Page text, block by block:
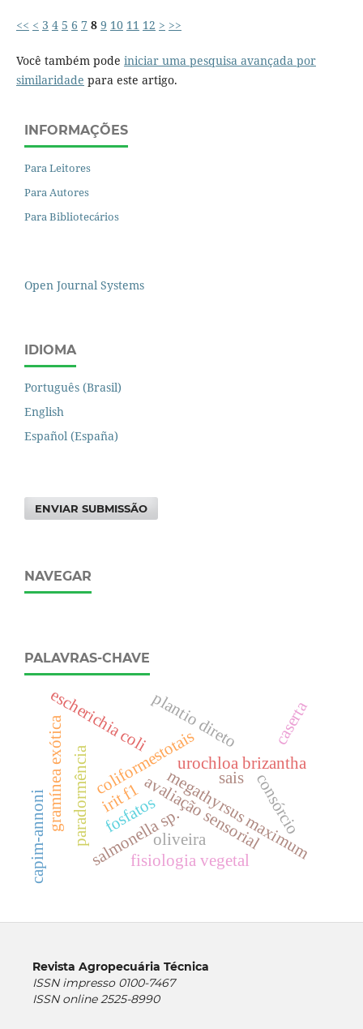
<< < 3 4 5 6 7 8 9 10 11 12 > >>
Você também pode iniciar uma pesquisa avançada por
similaridade para este artigo.
INFORMAÇÕES
Para Leitores
Para Autores
Para Bibliotecários
Open Journal Systems
IDIOMA
Português (Brasil)
English
Español (España)
ENVIAR SUBMISSÃO
NAVEGAR
PALAVRAS-CHAVE
avaliação sensorial
coliformestotaisurochloa brizantha
plantio direto
m
e
g
a
t
h
y
r
s
u
s
m
a
x
i
m
u
m
consórcio
salmonella sp.
escherichia coli
paradormência
fisiologia vegetal
gramínea exótica
capim-annoni
sais
fosfatos
irit f1
caserta
oliveira
Revista Agropecuária Técnica
ISSN impresso 0100-7467
ISSN online 2525-8990